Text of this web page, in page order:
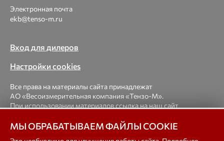
Электронная почта
ekb@tenso-m.ru
Вход для дилеров
Настройки cookies
Все права на материалы сайта принадлежат
АО «Весоизмерительная компания «Тензо-М».
При использовании материалов ссылка на наш сайт
МЫ ОБРАБАТЫВАЕМ ФАЙЛЫ COOKIE